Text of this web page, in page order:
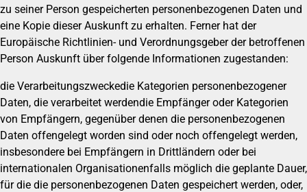
zu seiner Person gespeicherten personenbezogenen Daten und
eine Kopie dieser Auskunft zu erhalten. Ferner hat der
Europäische Richtlinien- und Verordnungsgeber der betroffenen
Person Auskunft über folgende Informationen zugestanden:
die Verarbeitungszweckedie Kategorien personenbezogener
Daten, die verarbeitet werdendie Empfänger oder Kategorien
von Empfängern, gegenüber denen die personenbezogenen
Daten offengelegt worden sind oder noch offengelegt werden,
insbesondere bei Empfängern in Drittländern oder bei
internationalen Organisationenfalls möglich die geplante Dauer,
für die die personenbezogenen Daten gespeichert werden, oder,